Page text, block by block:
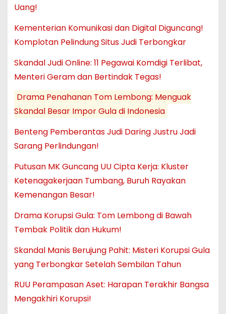
Uang!
Kementerian Komunikasi dan Digital Diguncang!
Komplotan Pelindung Situs Judi Terbongkar
Skandal Judi Online: 11 Pegawai Komdigi Terlibat,
Menteri Geram dan Bertindak Tegas!
Drama Penahanan Tom Lembong: Menguak
Skandal Besar Impor Gula di Indonesia
Benteng Pemberantas Judi Daring Justru Jadi
Sarang Perlindungan!
Putusan MK Guncang UU Cipta Kerja: Kluster
Ketenagakerjaan Tumbang, Buruh Rayakan
Kemenangan Besar!
Drama Korupsi Gula: Tom Lembong di Bawah
Tembak Politik dan Hukum!
Skandal Manis Berujung Pahit: Misteri Korupsi Gula
yang Terbongkar Setelah Sembilan Tahun
RUU Perampasan Aset: Harapan Terakhir Bangsa
Mengakhiri Korupsi!